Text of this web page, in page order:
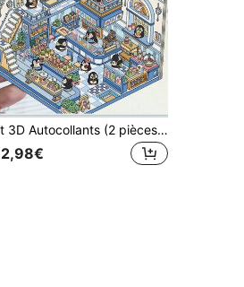
1 set 3D Autocollants (2 pièces autocollants PET + 1 pièce carton de fond), autocollants de scène miniature, autocollants 3D de paysage miniature pour soulagement du stress, DIY, autocollants d'animaux mignons, autocollants de décoration créative faits main
2,98€